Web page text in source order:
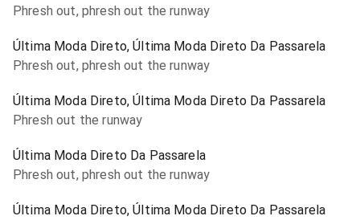
Phresh out, phresh out the runway
Última Moda Direto, Última Moda Direto Da Passarela
Phresh out, phresh out the runway
Última Moda Direto, Última Moda Direto Da Passarela
Phresh out the runway
Última Moda Direto Da Passarela
Phresh out, phresh out the runway
Última Moda Direto, Última Moda Direto Da Passarela